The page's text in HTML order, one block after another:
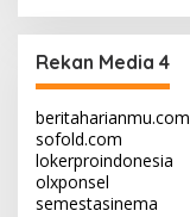
Rekan Media 4
beritaharianmu.com
sofold.com
lokerproindonesia
olxponsel
semestasinema